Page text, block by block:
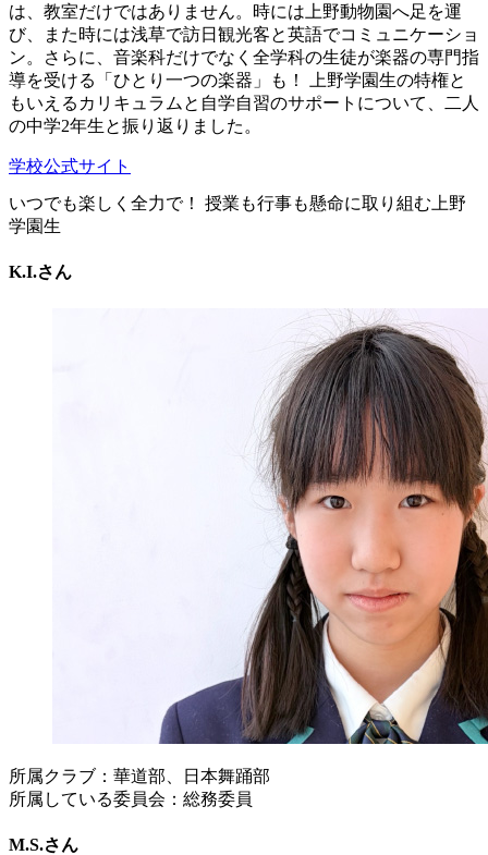
は、教室だけではありません。時には上野動物園へ足を運
び、また時には浅草で訪日観光客と英語でコミュニケーショ
ン。さらに、音楽科だけでなく全学科の生徒が楽器の専門指
導を受ける「ひとり一つの楽器」も！ 上野学園生の特権と
もいえるカリキュラムと自学自習のサポートについて、二人
の中学2年生と振り返りました。
学校公式サイト
いつでも楽しく全力で！ 授業も行事も懸命に取り組む上野
学園生
K.I.さん
所属クラブ：華道部、日本舞踊部
所属している委員会：総務委員
M.S.さん